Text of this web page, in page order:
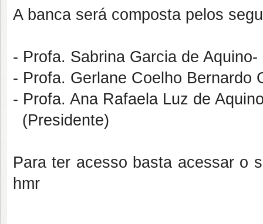
A banca será composta pelos
- Profa. Sabrina Garcia de Aquino-
- Profa. Gerlane Coelho Bernardo
- Profa. Ana Rafaela Luz de
(Presidente)
Para ter acesso basta acessar o
hmr